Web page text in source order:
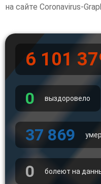
на сайте Coronavirus-
6 101
0 выздоровело
37 869
0 болеют на